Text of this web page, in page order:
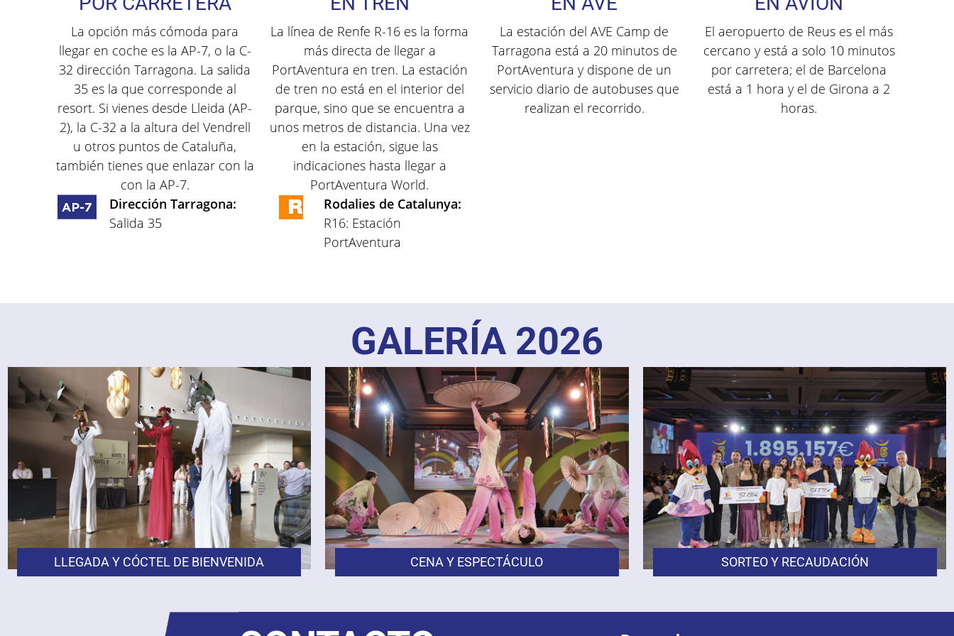
La opción más cómoda para
llegar en coche es la AP-7, o la C-
32 dirección Tarragona. La salida
35 es la que corresponde al
resort. Si vienes desde Lleida (AP-
2), la C-32 a la altura del Vendrell
u otros puntos de Cataluña,
también tienes que enlazar con la
con la AP-7.
Dirección Tarragona:
Salida 35
La línea de Renfe R-16 es la forma
más directa de llegar a
PortAventura en tren. La estación
de tren no está en el interior del
parque, sino que se encuentra a
unos metros de distancia. Una vez
en la estación, sigue las
indicaciones hasta llegar a
PortAventura World.
Rodalies de Catalunya:
R16: Estación
PortAventura
La estación del AVE Camp de
Tarragona está a 20 minutos de
PortAventura y dispone de un
servicio diario de autobuses que
realizan el recorrido.
El aeropuerto de Reus es el más
cercano y está a solo 10 minutos
por carretera; el de Barcelona
está a 1 hora y el de Girona a 2
horas.
GALERÍA 2026
LLEGADA Y CÓCTEL DE BIENVENIDA CENA Y ESPECTÁCULO SORTEO Y RECAUDACIÓN